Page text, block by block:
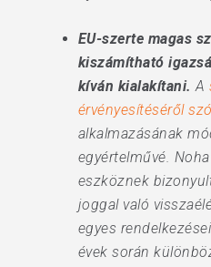
EU-szerte magas
kiszámítható
kíván kialakítani. A
érvényesítéséről
alkalmazásának
egyértelművé.
eszköznek
joggal való
egyes
évek során